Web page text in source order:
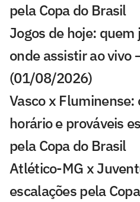
pela Copa do Brasil
Jogos de hoje:
onde assistir ao vivo
(01/08/2026)
Vasco x Fluminense:
horário e prováveis
pela Copa do Brasil
Atlético-MG x
escalações pela